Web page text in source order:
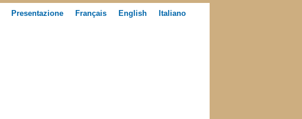
Italiano
English
Français
Presentazione